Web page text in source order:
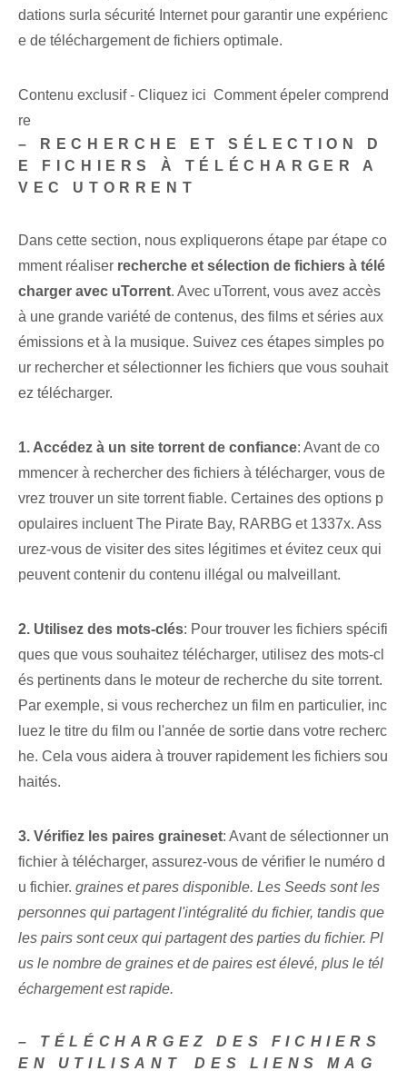
dations sur⁤la sécurité Internet‍ pour garantir une expérienc
e de téléchargement de fichiers optimale.
Contenu exclusif - Cliquez ici Comment épeler comprend
re
– RECHERCHE ET SÉLECTION D
E FICHIERS À TÉLÉCHARGER A
VEC UTORRENT
Dans cette ⁤section, nous expliquerons étape par étape co
mment ‌réaliser⁤ recherche ⁢et sélection de fichiers à télé
charger avec uTorrent. Avec uTorrent, vous avez accès
à une grande variété de contenus, des films et séries aux
émissions et à la musique. Suivez ces étapes simples po
ur rechercher et sélectionner les fichiers que vous souhait
ez télécharger.
1. Accédez à un site torrent de confiance: Avant de co
mmencer à rechercher des fichiers à télécharger, vous de
vrez trouver un site torrent fiable. Certaines des options p
opulaires incluent ‍The Pirate​ Bay, RARBG et 1337x. Ass
urez-vous de visiter des sites légitimes et évitez ceux qui
peuvent contenir du contenu illégal ou malveillant.
2. ‌Utilisez des mots-clés: Pour trouver les fichiers spécifi
ques que vous souhaitez télécharger, utilisez des mots-cl
és pertinents dans le moteur de recherche du site torrent.
Par exemple, si vous recherchez un film en particulier, inc
luez le titre du film ou l'année de sortie dans votre recherc
he. Cela vous aidera à trouver rapidement les fichiers sou
haités.
3. Vérifiez les paires ⁤graines⁤et⁢: Avant de sélectionner un
fichier à télécharger, assurez-vous de vérifier le numéro d
u fichier. graines etpares ⁢disponible. Les ‌Seeds‌ sont les
personnes qui partagent‍ l'intégralité du fichier, tandis que
les ⁢pairs‌ sont ceux⁣ qui partagent des parties du fichier. Pl
us le nombre de graines et de paires est élevé, plus le tél
échargement est rapide.
– TÉLÉCHARGEZ DES FICHIERS
EN UTILISANT⁤ DES LIENS MAG